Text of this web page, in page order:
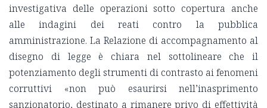
investigativa delle operazioni sotto copertura anche
alle indagini dei reati contro la pubblica
amministrazione. La Relazione di accompagnamento al
disegno di legge è chiara nel sottolineare che il
potenziamento degli strumenti di contrasto ai fenomeni
corruttivi «non può esaurirsi nell’inasprimento
sanzionatorio, destinato a rimanere privo di effettività